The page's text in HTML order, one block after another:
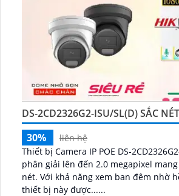
DS-2CD2326G2-ISU/SL(D) SẮC
30%
liên hệ
Thiết bị Camera IP POE DS-
phân giải lên đến 2.0 megapixel
nét. Với khả năng xem ban đêm nhờ hồng ngoại 30m,
thiết bị này được......